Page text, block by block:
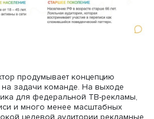
работе над Всероссийской
выглядел так.